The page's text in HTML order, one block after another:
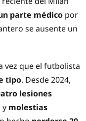
parte médico por
se ausente un
vez que el futbolista
tipo. Desde 2024,
lesiones
y molestias